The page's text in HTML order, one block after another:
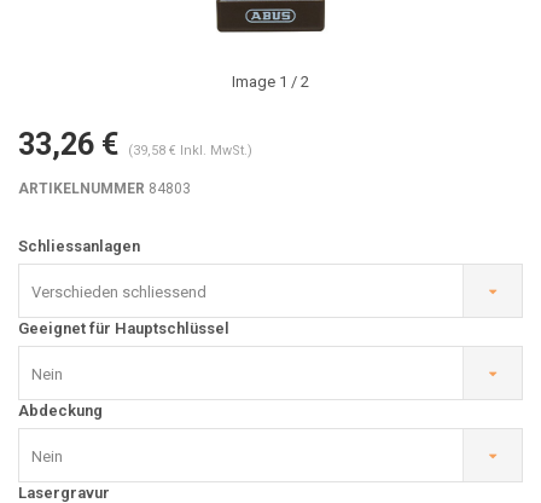
Image 1 / 2
33,26 € (39,58 € Inkl. MwSt.)
ARTIKELNUMMER 84803
Schliessanlagen
Verschieden schliessend
Geeignet für Hauptschlüssel
Nein
Abdeckung
Nein
Lasergravur